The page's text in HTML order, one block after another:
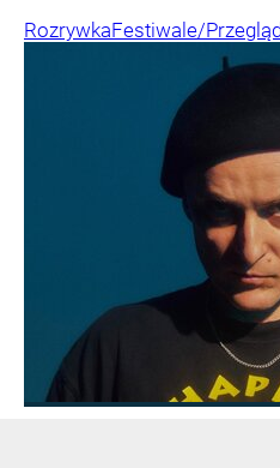
RozrywkaFestiwale/